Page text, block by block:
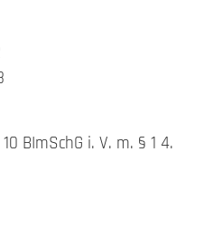
BImSchG i. V. m. § 1 4.